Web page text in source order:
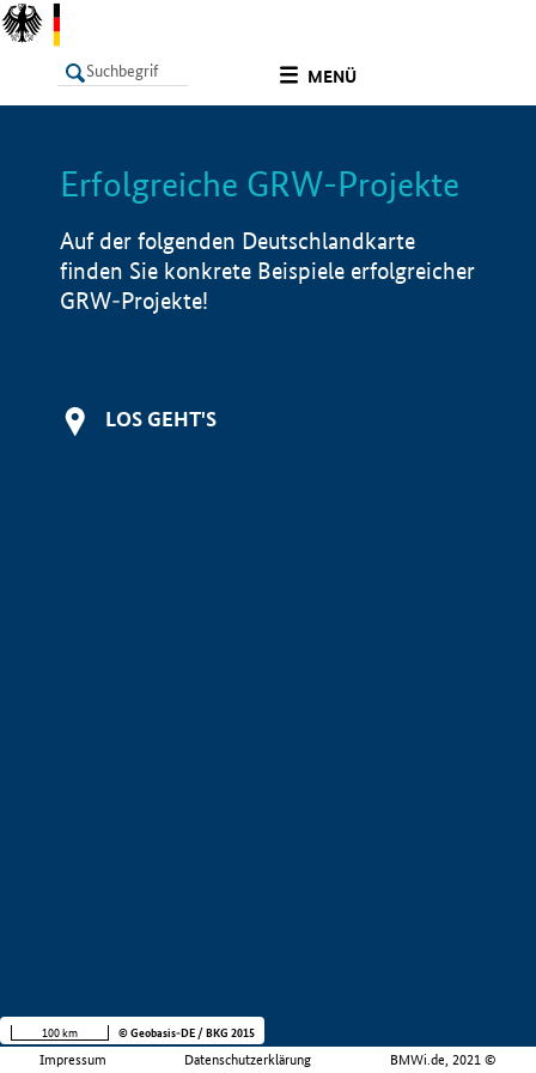
MENÜ
LISTE Info
Erfolgreiche GRW-Projekte
Auf der folgenden Deutschlandkarte
finden Sie konkrete Beispiele erfolgreicher
GRW-Projekte!
LOS GEHT'S
Impressum Datenschutzerklärung BMWi.de, 2021 ©
100 km © Geobasis-DE / BKG 2015